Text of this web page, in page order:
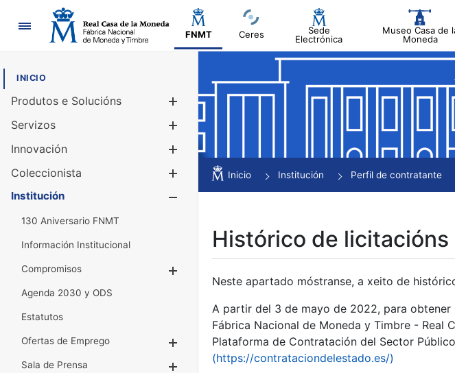
Navegación
FNMT Ceres
Sede
Electrónica
Museo Casa de
Moneda
INICIO
Produtos e Solucións
Mostrar/Ocultar
Servizos
Innovación
Coleccionista
Mostrar/Ocultar
Institución
130 Aniversario FNMT
Información Institucional
Compromisos
Agenda 2030 y ODS
Estatutos
Ofertas de Emprego
Mostrar/Ocultar
Sala de Prensa
Mostrar/Ocultar
Inicio Institución Perfil de contratante
Histórico de licitacións
Neste apartado móstranse, a xeito de
A partir del 3 de mayo de 2022, para
Fábrica Nacional de Moneda y Timbre - Real
Plataforma de Contratación del Sector
(https://contrataciondelestado.es/)